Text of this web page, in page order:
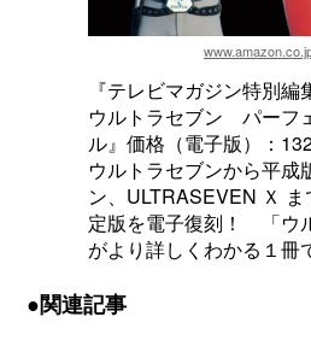
『テレビマガジン特別
ウルトラセブン パーフ
ル』価格（電子版）：
ウルトラセブンから平成
ン、ULTRASEVEN Ｘ
定版を電子復刻！ 「ウ
がより詳しくわかる１冊
●関連記事